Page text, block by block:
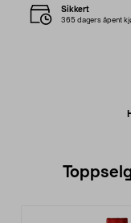
Sikkert
365 dagers åpent